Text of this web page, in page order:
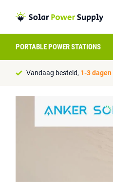
PORTABLE POWER STATIONS
Vandaag besteld, 1-3 dagen